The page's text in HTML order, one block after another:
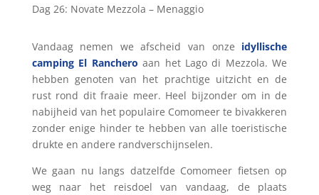
Dag 26: Novate Mezzola – Menaggio
Vandaag nemen we afscheid van onze idyllische
camping El Ranchero aan het Lago di Mezzola. We
hebben genoten van het prachtige uitzicht en de
rust rond dit fraaie meer. Heel bijzonder om in de
nabijheid van het populaire Comomeer te bivakkeren
zonder enige hinder te hebben van alle toeristische
drukte en andere randverschijnselen.
We gaan nu langs datzelfde Comomeer fietsen op
weg naar het reisdoel van vandaag, de plaats